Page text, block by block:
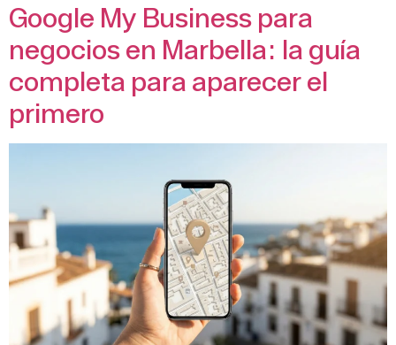
Google My Business para
negocios en Marbella: la guía
completa para aparecer el
primero